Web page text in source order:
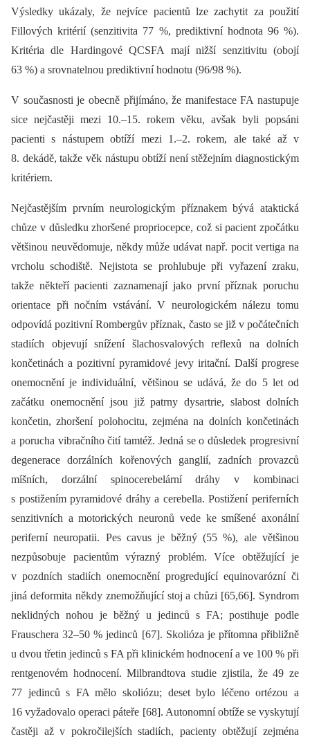
Výsledky ukázaly, že nejvíce pacientů lze zachytit za použití
Fillových kritérií (senzitivita 77 %, prediktivní hodnota 96 %).
Kritéria dle Hardingové QCSFA mají nižší senzitivitu (obojí
63 %) a srovnatelnou prediktivní hodnotu (96/98 %).
V současnosti je obecně přijímáno, že manifestace FA nastupuje
sice nejčastěji mezi 10.–15. rokem věku, avšak byli popsáni
pacienti s nástupem obtíží mezi 1.–2. rokem, ale také až v
8. dekádě, takže věk nástupu obtíží není stěžejním diagnostickým
kritériem.
Nejčastějším prvním neurologickým příznakem bývá ataktická
chůze v důsledku zhoršené propriocepce, což si pacient zpočátku
většinou neuvědomuje, někdy může udávat např. pocit vertiga na
vrcholu schodiště. Nejistota se prohlubuje při vyřazení zraku,
takže někteří pacienti zaznamenají jako první příznak poruchu
orientace při nočním vstávání. V neurologickém nálezu tomu
odpovídá pozitivní Rombergův příznak, často se již v počátečních
stadiích objevují snížení šlachosvalových reflexů na dolních
končetinách a pozitivní pyramidové jevy iritační. Další progrese
onemocnění je individuální, většinou se udává, že do 5 let od
začátku onemocnění jsou již patrny dysartrie, slabost dolních
končetin, zhoršení polohocitu, zejména na dolních končetinách
a porucha vibračního čití tamtéž. Jedná se o důsledek progresivní
degenerace dorzálních kořenových ganglií, zadních provazců
míšních, dorzální spinocerebelární dráhy v kombinaci
s postižením pyramidové dráhy a cerebella. Postižení periferních
senzitivních a motorických neuronů vede ke smíšené axonální
periferní neuropatii. Pes cavus je běžný (55 %), ale většinou
nezpůsobuje pacientům výrazný problém. Více obtěžující je
v pozdních stadiích onemocnění progredující equinovarózní či
jiná deformita někdy znemožňující stoj a chůzi [65,66]. Syndrom
neklidných nohou je běžný u jedinců s FA; postihuje podle
Frauschera 32–50 % jedinců [67]. Skolióza je přítomna přibližně
u dvou třetin jedinců s FA při klinickém hodnocení a ve 100 % při
rentgenovém hodnocení. Milbrandtova studie zjistila, že 49 ze
77 jedinců s FA mělo skoliózu; deset bylo léčeno ortézou a
16 vyžadovalo operaci páteře [68]. Autonomní obtíže se vyskytují
častěji až v pokročilejších stadiích, pacienty obtěžují zejména